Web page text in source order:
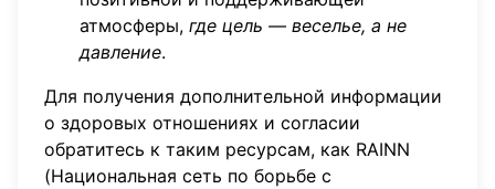
атмосферы, где цель — веселье, а не
давление.
Для получения дополнительной информации
о здоровых отношениях и согласии
обратитесь к таким ресурсам, как RAINN
(Национальная сеть по борьбе с